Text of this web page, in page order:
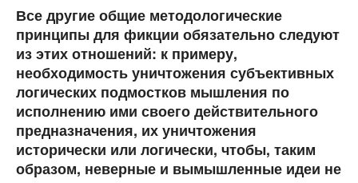
Все другие общие методологические
принципы для фикции обязательно следуют
из этих отношений: к примеру,
необходимость уничтожения субъективных
логических подмостков мышления по
исполнению ими своего действительного
предназначения, их уничтожения
исторически или логически, чтобы, таким
образом, неверные и вымышленные идеи не